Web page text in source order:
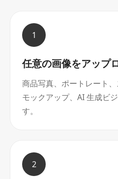
1
任意の画像をアップ
商品写真、ポートレート、
モックアップ、AI 生成ビ
す。
2